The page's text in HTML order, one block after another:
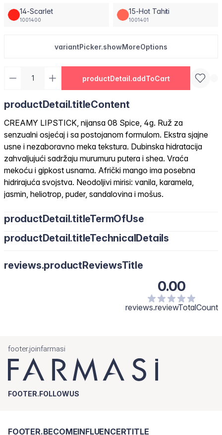
14-Scarlet
1001400
15-Hot Tahiti
1001401
variantPicker.showMoreOptions
productDetail.addToCart
productDetail.titleContent
CREAMY LIPSTICK, nijansa 08 Spice, 4g. Ruž za
senzualni osjećaj i sa postojanom formulom. Ekstra sjajne
usne i nezaboravno meka tekstura. Dubinska hidratacija
zahvaljujući sadržaju murumuru putera i shea. Vraća
mekoću i gipkost usnama. Afrički mango ima posebna
hidrirajuća svojstva. Neodoljivi mirisi: vanila, karamela,
jasmin, heliotrop, puder, sandalovina i mošus.
productDetail.titleTermOfUse
productDetail.titleTechnicalDetails
reviews.productReviewsTitle
0.00
reviews.reviewTotalCount
footer.joinfarmasi
FOOTER.FOLLOWUS
FOOTER.BECOMEINFLUENCERTITLE